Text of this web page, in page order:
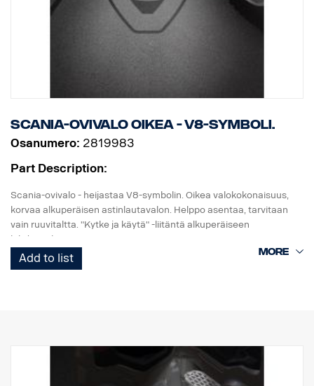
Scania-ovivalo oikea - V8-symboli.
Osanumero: 2819983
Part Description:
Scania-ovivalo - heijastaa V8-symbolin. Oikea valokokonaisuus,
korvaa alkuperäisen astinlautavalon. Helppo asentaa, tarvitaan
vain ruuvitaltta. "Kytke ja käytä" -liitäntä alkuperäiseen
johdinsarjaan.
Huomaa. Sopii vain kuorma-autoihin, joissa on tehdasasenteiset
Add to list